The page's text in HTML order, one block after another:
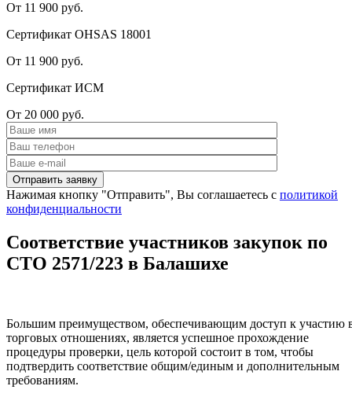
От 11 900 руб.
Сертификат OHSAS 18001
От 11 900 руб.
Сертификат ИСМ
От 20 000 руб.
Нажимая кнопку "Отправить", Вы соглашаетесь с политикой
конфиденциальности
Соответствие участников закупок по
СТО 2571/223 в Балашихе
Большим преимуществом, обеспечивающим доступ к участию
торговых отношениях, является успешное прохождение
процедуры проверки, цель которой состоит в том, чтобы
подтвердить соответствие общим/единым и дополнительным
требованиям.